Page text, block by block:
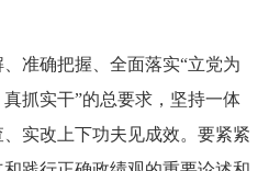
确把握、全面落实“立党为
抓实干”的总要求，坚持一体
实改上下功夫见成效。要紧紧